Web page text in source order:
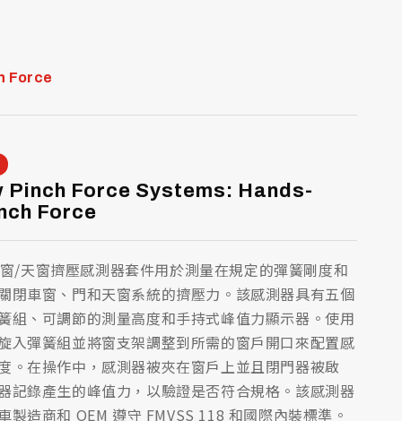
Force
Pinch Force Systems: Hands-
Force
/天窗擠壓感測器套件用於測量在規定的彈簧剛度和
閉車窗、門和天窗系統的擠壓力。該感測器具有五個
組、可調節的測量高度和手持式峰值力顯示器。使用
入彈簧組並將窗支架調整到所需的窗戶開口來配置感
。在操作中，感測器被夾在窗戶上並且閉門器被啟
記錄產生的峰值力，以驗證是否符合規格。該感測器
製造商和 OEM 遵守 FMVSS 118 和國際內裝標準。